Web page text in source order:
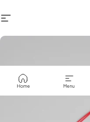
サイトナビゲーション
Home Menu